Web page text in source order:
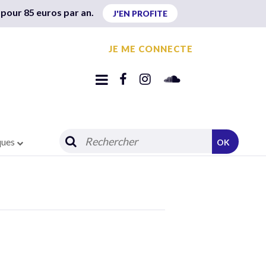
85 euros par an. J'EN PROFITE
JE ME CONNECTE
OK